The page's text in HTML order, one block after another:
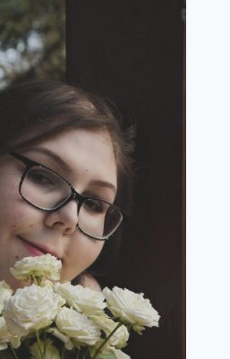
BEAUTY
–
RECENZJA